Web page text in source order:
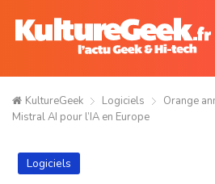
KultureGeek Logiciels
Orange
Mistral AI pour l’IA en Europe
Logiciels